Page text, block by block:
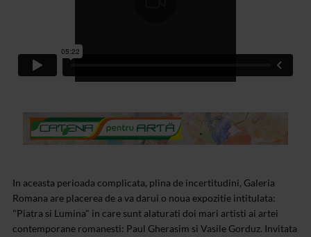
In aceasta perioada complicata, plina de incertitudini, Galeria
Romana are placerea de a va darui o noua expozitie intitulata:
"Piatra si Lumina" in care sunt alaturati doi mari artisti ai artei
contemporane romanesti: Paul Gherasim si Vasile Gorduz. Invitata